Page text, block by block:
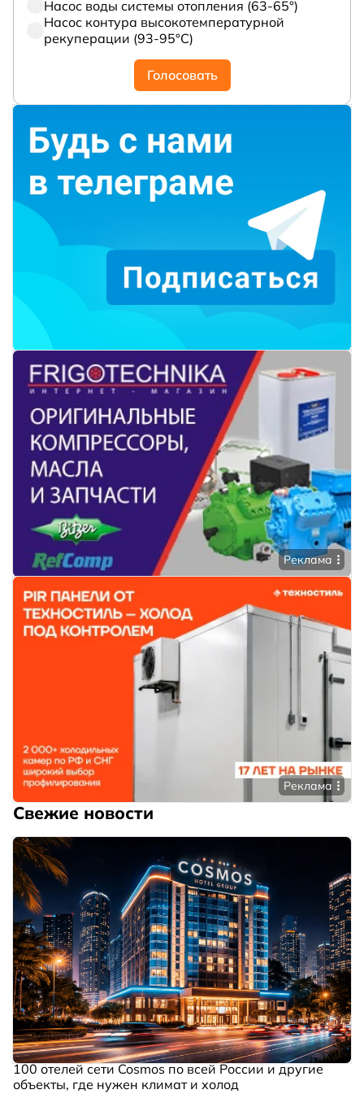
Насос воды системы отопления (63-65°)
Насос контура высокотемпературной
рекуперации (93-95°С)
Голосовать
Реклама
Реклама
Свежие новости
100 отелей сети Cosmos по всей России и другие
объекты, где нужен климат и холод